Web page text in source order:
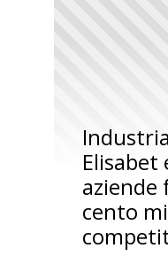
Elisabet
aziende
cento